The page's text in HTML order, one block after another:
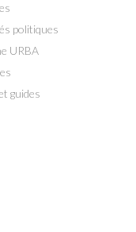
politiques
URBA
guides